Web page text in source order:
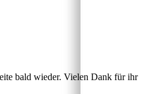
bald wieder. Vielen Dank für ihr